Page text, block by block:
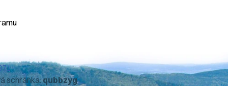
schránka:qubbzyg